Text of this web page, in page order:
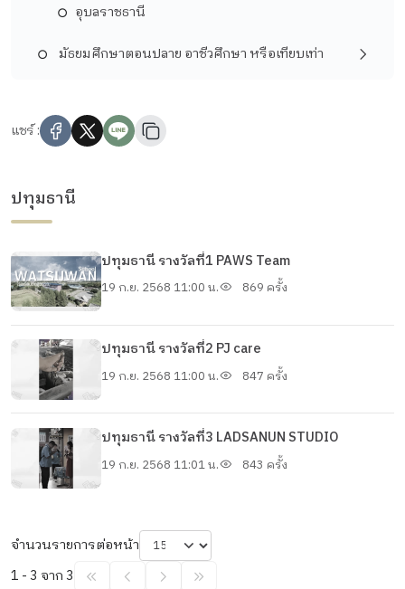
อุบลราชธานี
มัธยมศึกษาตอนปลาย อาชีวศึกษา หรือเทียบเท่า
แชร์ :
ปทุมธานี
ปทุมธานี รางวัลที่1 PAWS Team
19 ก.ย. 2568 11:00 น. 869 ครั้ง
ปทุมธานี รางวัลที่2 PJ care
19 ก.ย. 2568 11:00 น. 847 ครั้ง
ปทุมธานี รางวัลที่3 LADSANUN STUDIO
19 ก.ย. 2568 11:01 น. 843 ครั้ง
จำนวนรายการต่อหน้า
1 - 3 จาก 3